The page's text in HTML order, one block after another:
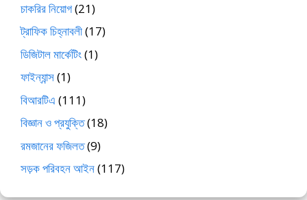
চাকরির নিয়োগ(21)
ট্রাফিক চিহ্নাবলী(17)
ডিজিটাল মার্কেটিং(1)
ফাইন্যান্স(1)
বিআরটিএ (111)
বিজ্ঞান ও প্রযুক্তি(18)
রমজানের ফজিলত(9)
সড়ক পরিবহন আইন(117)